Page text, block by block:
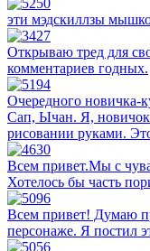
эти мэдскиллзы
Открываю тред для
комментариев годных.
Очередного новичка-
Сап, Ычан. Я,
рисовании руками.
Всем привет.Мы с
Хотелось бы часть
Всем привет! Думаю
персонаже. Я постил